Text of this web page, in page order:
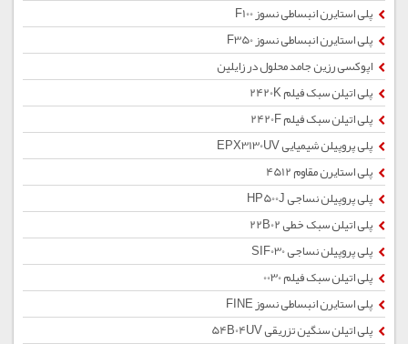
پلی استایرن انبساطی نسوز F100
پلی استایرن انبساطی نسوز F350
اپوکسی رزین جامد محلول در زایلین
پلی اتیلن سبک فیلم 2420K
پلی اتیلن سبک فیلم 2420F
پلی پروپیلن شیمیایی EPX3130UV
پلی استایرن مقاوم 4512
پلی پروپیلن نساجی HP500J
پلی اتیلن سبک خطی 22B02
پلی پروپیلن نساجی SIF030
پلی اتیلن سبک فیلم 0030
پلی استایرن انبساطی نسوز FINE
پلی اتیلن سنگین تزریقی 54B04UV